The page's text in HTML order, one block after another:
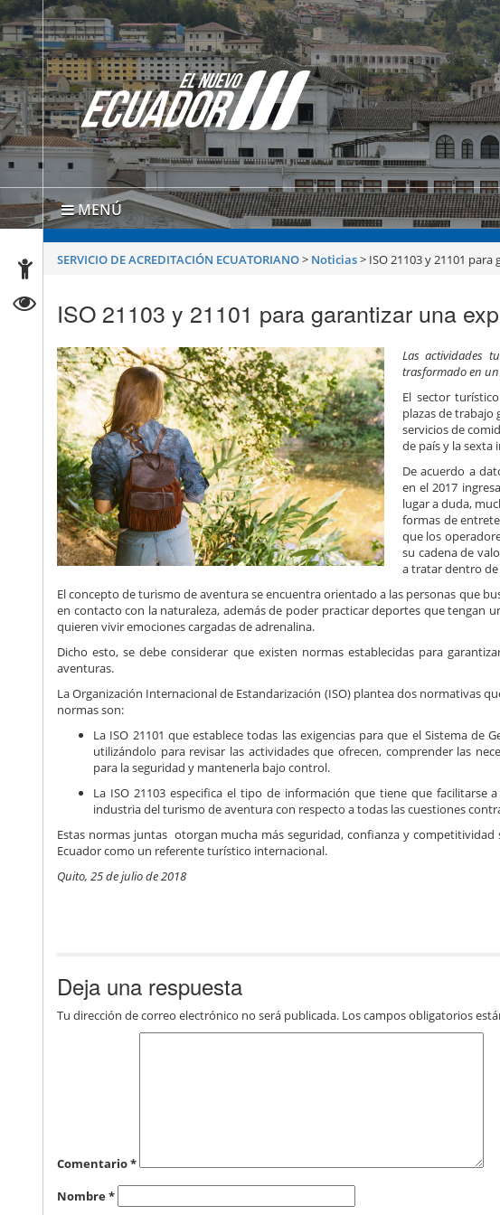
MENÚ
SERVICIO DE ACREDITACIÓN ECUATORIANO> Noticias> ISO 21103 y 21101
ISO 21103 y 21101 para garantizar una
Las actividades
trasformado en
El sector
plazas de trabajo
servicios de
de país y la
De acuerdo a
en el 2017
lugar a duda,
formas de
que los
su cadena de
a tratar dentro
El concepto de turismo de aventura se encuentra orientado a las personas que
en contacto con la naturaleza, además de poder practicar deportes que tengan
quieren vivir emociones cargadas de adrenalina.
Dicho esto, se debe considerar que existen normas establecidas para
aventuras.
La Organización Internacional de Estandarización (ISO) plantea dos normativas
normas son:
La ISO 21101 que establece todas las exigencias para que el Sistema
utilizándolo para revisar las actividades que ofrecen, comprender las
para la seguridad y mantenerla bajo control.
La ISO 21103 especifica el tipo de información que tiene que
industria del turismo de aventura con respecto a todas las cuestiones
Estas normas juntas otorgan mucha más seguridad, confianza y
Ecuador como un referente turístico internacional.
Quito, 25 de julio de 2018
Deja una respuesta
Tu dirección de correo electrónico no será publicada. Los campos obligatorios
Comentario*
Nombre*